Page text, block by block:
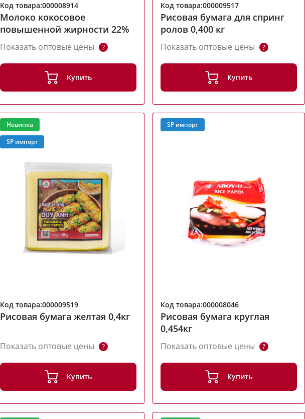
Код товара:000008914
Молоко кокосовое
повышенной жирности 22%
Thai Coco 400 мл
Показать оптовые цены ?
Купить
Код товара:000009517
Рисовая бумага для спринг
ролов 0,400 кг
Показать оптовые цены ?
Купить
Новинка
SP импорт
Код товара:000009519
Рисовая бумага желтая 0,4кг
Показать оптовые цены ?
Купить
SP импорт
Код товара:000008046
Рисовая бумага круглая
0,454кг
Показать оптовые цены ?
Купить